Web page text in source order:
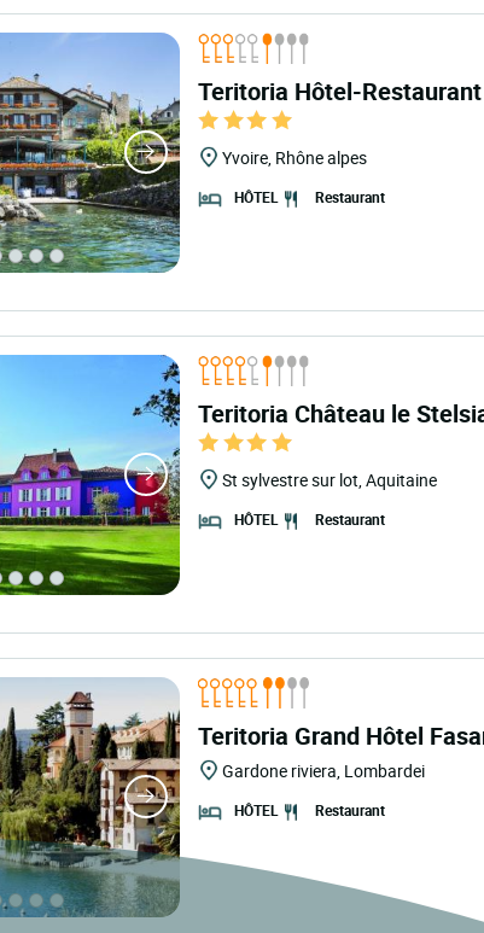
Teritoria Hôtel-
Yvoire, Rhône alpes
HÔTEL Restaurant
Teritoria Château le
St sylvestre sur lot, Aquitaine
HÔTEL Restaurant
Teritoria Grand Hôtel
Gardone riviera, Lombardei
HÔTEL Restaurant